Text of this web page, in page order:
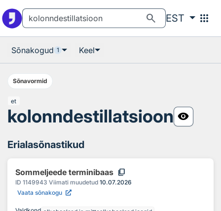
search EST apps
Sõnakogud 1 Keel
Sõnavormid
et
kolonndestillatsioon visibility
Erialasõnastikud
Sommeljeede terminibaas content_copy
ID 1149943 Viimati muudetud 10.07.2026
Vaata sõnakogu